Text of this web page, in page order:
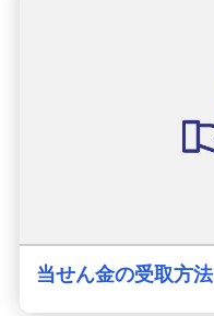
当せん金の受取方法